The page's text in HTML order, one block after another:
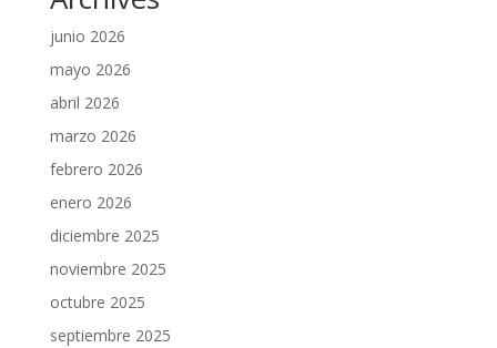
junio 2026
mayo 2026
abril 2026
marzo 2026
febrero 2026
enero 2026
diciembre 2025
noviembre 2025
octubre 2025
septiembre 2025